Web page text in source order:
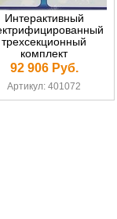
Интерактивный
трехсекционный
комплект
"Германоязычные
(многоязычный)
92 906 Руб.
Артикул: 401072